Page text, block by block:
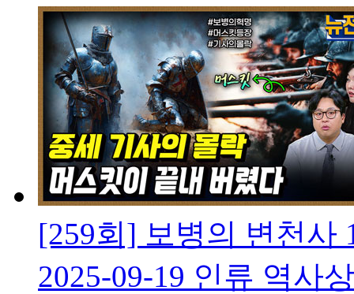
[259회] 보병의 변천사
2025-09-19 인류 역사